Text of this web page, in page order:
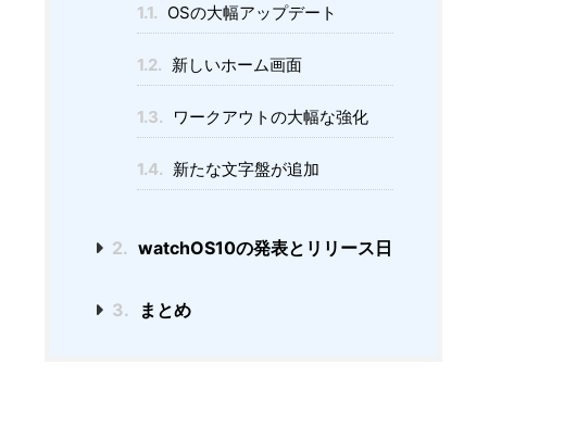
1.1. OSの大幅アップデート
1.2. 新しいホーム画面
1.3. ワークアウトの大幅な強化
1.4. 新たな文字盤が追加
2. watchOS10の発表とリリース日
3. まとめ